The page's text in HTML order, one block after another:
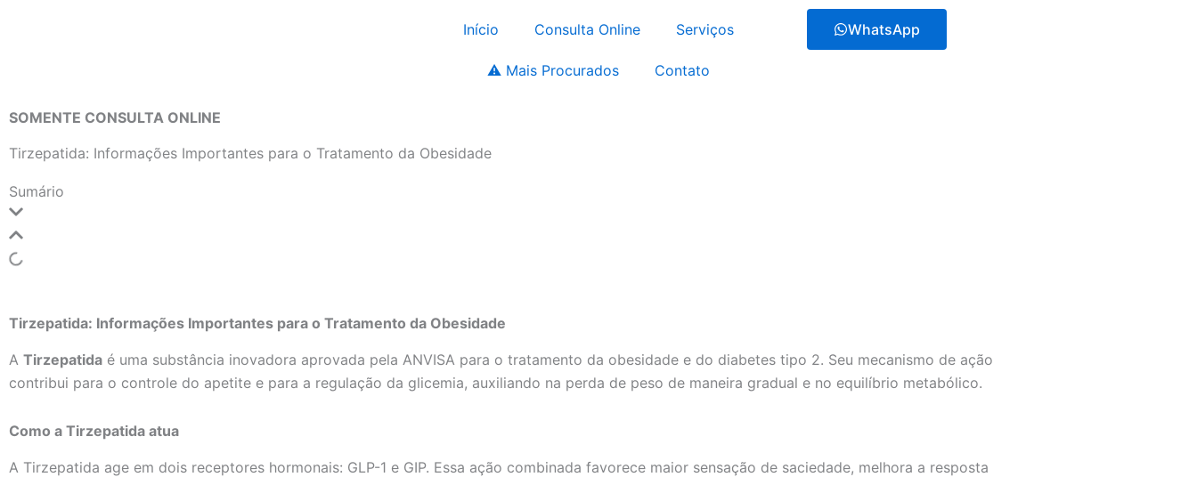
Início Consulta Online Serviços
⚠️ Mais Procurados Contato
WhatsApp
SOMENTE CONSULTA ONLINE
Tirzepatida: Informações Importantes para o Tratamento da Obesidade
Sumário
Tirzepatida: Informações Importantes para o Tratamento da Obesidade
A Tirzepatida é uma substância inovadora aprovada pela ANVISA para o tratamento da obesidade e do diabetes tipo 2. Seu mecanismo de ação
contribui para o controle do apetite e para a regulação da glicemia, auxiliando na perda de peso de maneira gradual e no equilíbrio metabólico.
Como a Tirzepatida atua
A Tirzepatida age em dois receptores hormonais: GLP-1 e GIP. Essa ação combinada favorece maior sensação de saciedade, melhora a resposta